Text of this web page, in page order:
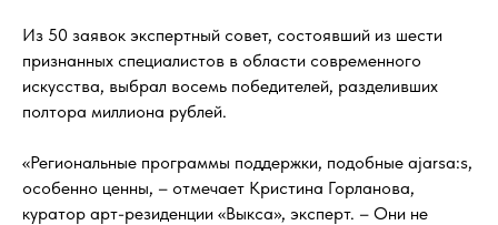
Из 50 заявок экспертный совет, состоявший из шести
признанных специалистов в области современного
искусства, выбрал восемь победителей, разделивших
полтора миллиона рублей.
«Региональные программы поддержки, подобные ajarsa:s,
особенно ценны, – отмечает Кристина Горланова,
куратор арт-резиденции «Выкса», эксперт. – Они не